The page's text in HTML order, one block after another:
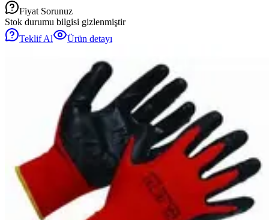
Fiyat Sorunuz
Stok durumu bilgisi gizlenmiştir
Teklif Al
Ürün detayı